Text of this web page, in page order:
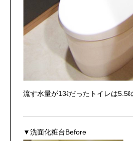
流す水量が13ℓだったトイレは5.5ℓ
▼洗面化粧台Before